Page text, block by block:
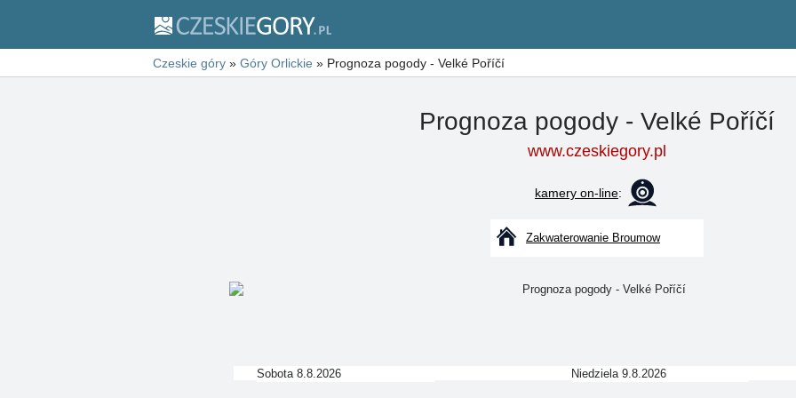
Czeskie góry » Góry Orlickie » Prognoza pogody - Velké Poříčí
Prognoza pogody - Velké Poříčí
www.czeskiegory.pl
kamery on-line:
Zakwaterowanie Broumow
Sobota 8.8.2026 Niedziela 9.8.2026